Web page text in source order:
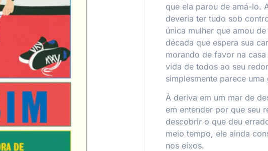
que ela parou de amá-lo.
deveria ter tudo sob
única mulher que amou
década que espera sua
morando de favor na
vida de todos ao seu
simplesmente parece uma
À deriva em um mar de
em entender por que seu
descobrir o que deu
meio tempo, ele ainda
nos eixos.